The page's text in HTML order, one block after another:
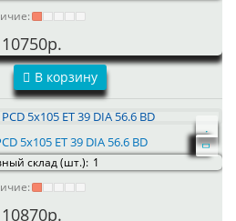
10750р.
В корзину
5x105 ET 39 DIA 56.6 BD
склад (шт.): 1
10870р.